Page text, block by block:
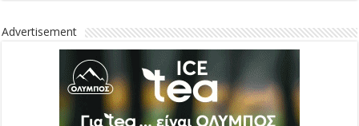
Advertisement